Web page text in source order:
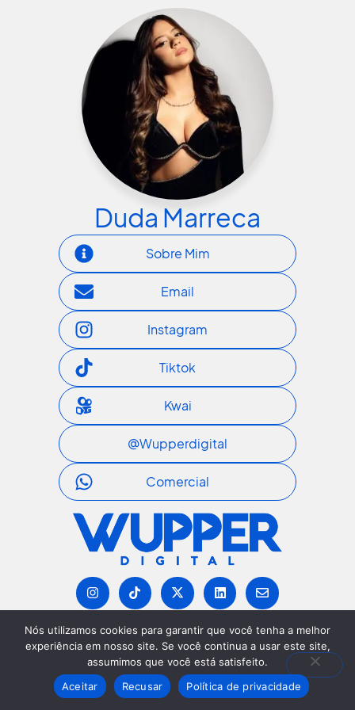
Duda Marreca
Sobre Mim
Email
Instagram
Tiktok
Kwai
@wupperdigital
Comercial
I
n
s
a
g
r
a
m
T
i
k
o
k
I
c
o
-
x
-
t
w
i
L
i
n
e
d
i
n
E
n
v
l
o
p
e
Nós utilizamos cookies para garantir que você tenha a melhor
experiência em nosso site. Se você continua a usar este site,
assumimos que você está satisfeito.
Aceitar
Recusar Política de privacidade